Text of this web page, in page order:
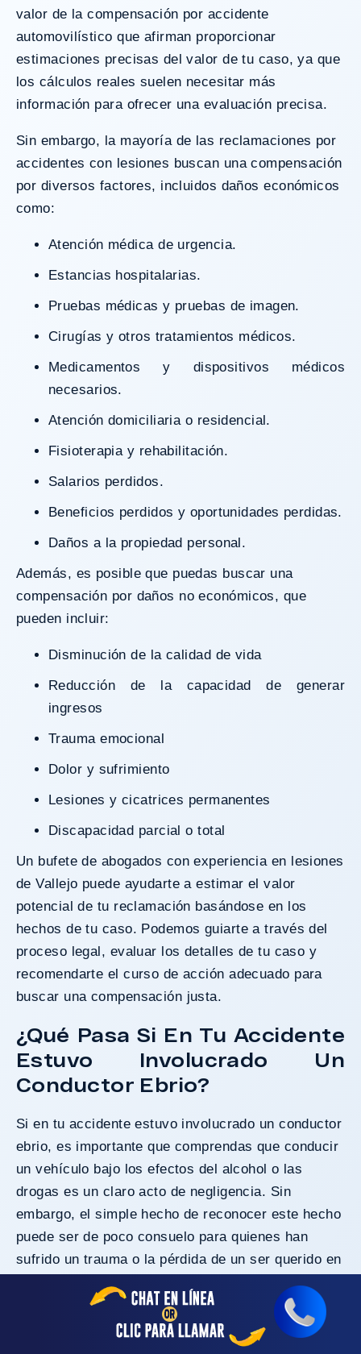
valor de la compensación por accidente
automovilístico que afirman proporcionar
estimaciones precisas del valor de tu caso, ya que
los cálculos reales suelen necesitar más
información para ofrecer una evaluación precisa.
Sin embargo, la mayoría de las reclamaciones por
accidentes con lesiones buscan una compensación
por diversos factores, incluidos daños económicos
como:
Atención médica de urgencia.
Estancias hospitalarias.
Pruebas médicas y pruebas de imagen.
Cirugías y otros tratamientos médicos.
Medicamentos y dispositivos médicos
necesarios.
Atención domiciliaria o residencial.
Fisioterapia y rehabilitación.
Salarios perdidos.
Beneficios perdidos y oportunidades perdidas.
Daños a la propiedad personal.
Además, es posible que puedas buscar una
compensación por daños no económicos, que
pueden incluir:
Disminución de la calidad de vida
Reducción de la capacidad de generar
ingresos
Trauma emocional
Dolor y sufrimiento
Lesiones y cicatrices permanentes
Discapacidad parcial o total
Un bufete de abogados con experiencia en lesiones
de Vallejo puede ayudarte a estimar el valor
potencial de tu reclamación basándose en los
hechos de tu caso. Podemos guiarte a través del
proceso legal, evaluar los detalles de tu caso y
recomendarte el curso de acción adecuado para
buscar una compensación justa.
¿Qué Pasa Si En Tu Accidente
Estuvo Involucrado Un
Conductor Ebrio?
Si en tu accidente estuvo involucrado un conductor
ebrio, es importante que comprendas que conducir
un vehículo bajo los efectos del alcohol o las
drogas es un claro acto de negligencia. Sin
embargo, el simple hecho de reconocer este hecho
puede ser de poco consuelo para quienes han
sufrido un trauma o la pérdida de un ser querido en
En estos casos, es fundamental exigir
responsabilidad a la parte causante y solicitar una
compensación por los daños sufridos.